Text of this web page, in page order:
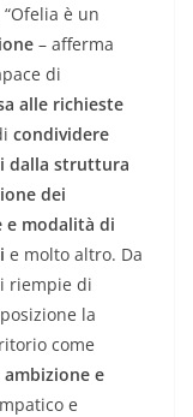
è un
– afferma
di
alle richieste
condividere
dalla struttura
dei
e modalità di
e molto altro. Da
riempie di
la
come
ambizione e
e